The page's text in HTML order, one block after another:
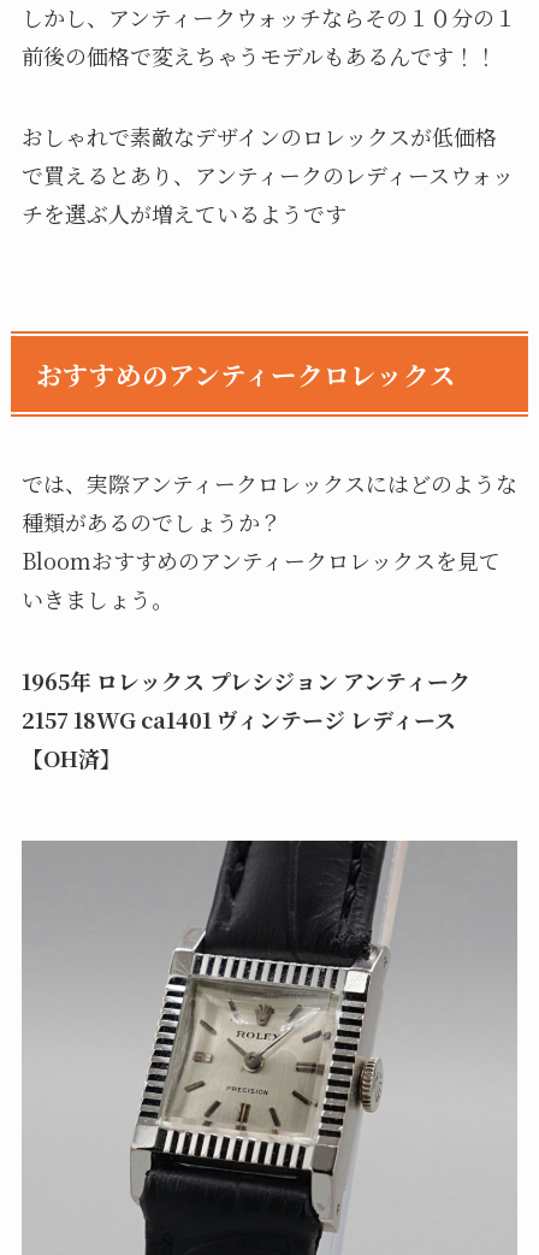
しかし、アンティークウォッチならその１０分の１
前後の価格で変えちゃうモデルもあるんです！！
おしゃれで素敵なデザインのロレックスが低価格
で買えるとあり、アンティークのレディースウォッ
チを選ぶ人が増えているようです
おすすめのアンティークロレックス
では、実際アンティークロレックスにはどのような
種類があるのでしょうか？
Bloomおすすめのアンティークロレックスを見て
いきましょう。
1965年 ロレックス プレシジョン アンティーク
2157 18WG ca1401 ヴィンテージ レディース
【OH済】